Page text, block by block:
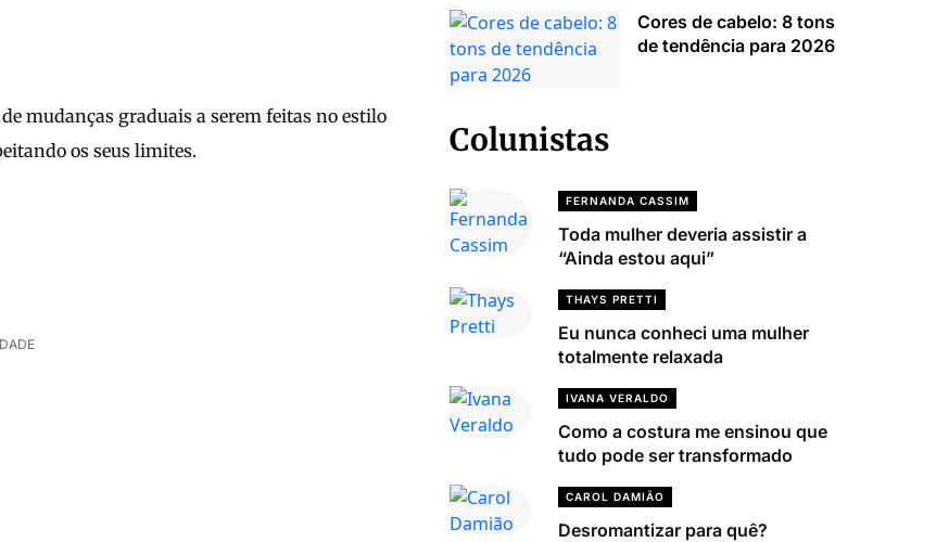
mudanças graduais a serem feitas no estilo
os seus limites.
Cores de cabelo: 8 tons
de tendência para 2026
Colunistas
FERNANDA CASSIM
Toda mulher deveria assistir a
“Ainda estou aqui”
THAYS PRETTI
Eu nunca conheci uma mulher
totalmente relaxada
IVANA VERALDO
Como a costura me ensinou que
tudo pode ser transformado
CAROL DAMIÃO
Desromantizar para quê?